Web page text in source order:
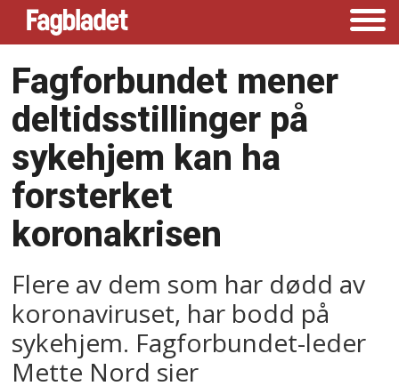
Fagforbundet mener
deltidsstillinger på
sykehjem kan ha
forsterket
koronakrisen
Flere av dem som har dødd av
koronaviruset, har bodd på
sykehjem. Fagforbundet-leder
Mette Nord sier